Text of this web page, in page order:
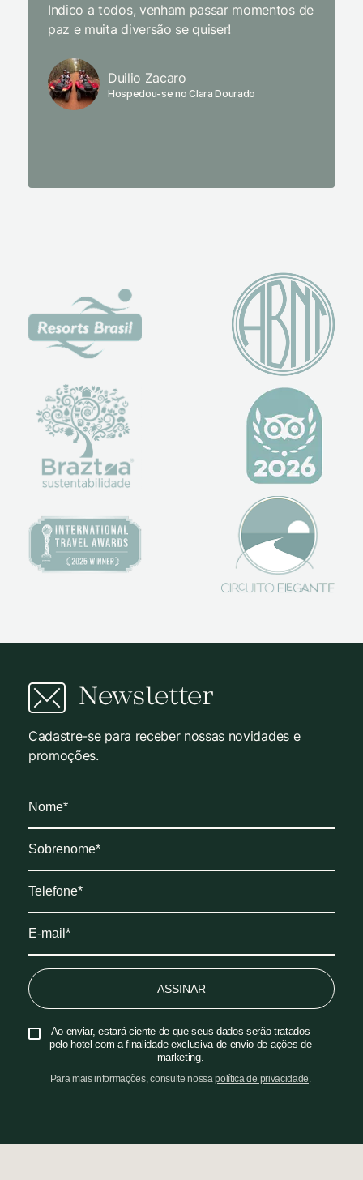
Indico a todos, venham passar momentos de
paz e muita diversão se quiser!
Duilio Zacaro
Hospedou-se no Clara Dourado
Newsletter
Cadastre-se para receber nossas novidades e
promoções.
ASSINAR
Ao enviar, estará ciente de que seus dados serão tratados
pelo hotel com a finalidade exclusiva de envio de ações de
marketing.
Para mais informações, consulte nossapolítica de privacidade.